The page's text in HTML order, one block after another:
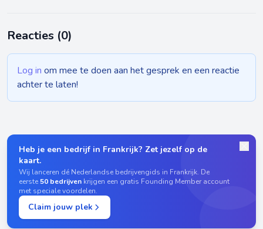
Reacties (0)
Log in om mee te doen aan het gesprek en een reactie
achter te laten!
Heb je een bedrijf in Frankrijk? Zet jezelf op de
kaart.
Wij lanceren dé Nederlandse bedrijvengids in Frankrijk. De
eerste50 bedrijven krijgen een gratis Founding Member account
met speciale voordelen.
Claim jouw plek